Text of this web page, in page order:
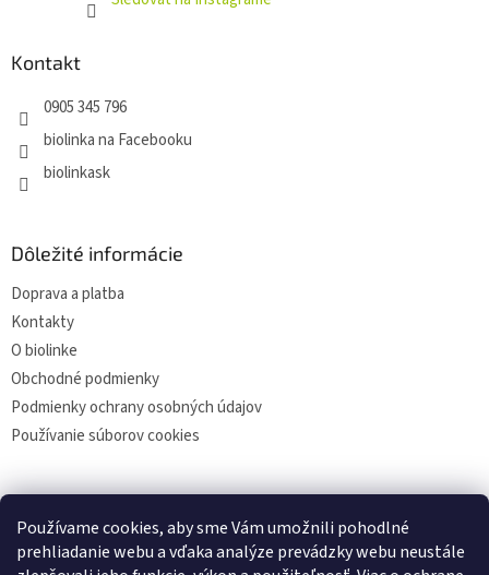
Používame cookies, aby sme Vám umožnili pohodlné
prehliadanie webu a vďaka analýze prevádzky webu neustále
Kontakt
0905 345 796
biolinka na Facebooku
biolinkask
Dôležité informácie
Doprava a platba
Kontakty
O biolinke
Obchodné podmienky
Podmienky ochrany osobných údajov
Používanie súborov cookies
Facebook